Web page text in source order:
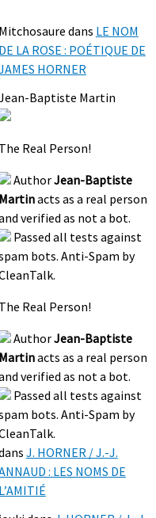
Mitchosaure dans LE NOM
DE LA ROSE : POÉTIQUE DE
HORNER
Baptiste Martin
The Real Person!
AuthorJean-Baptiste
Martinacts as a real person
verified as not a bot.
Passed all tests against
bots. Anti-Spam by
The Real Person!
AuthorJean-Baptiste
Martinacts as a real person
verified as not a bot.
Passed all tests against
bots. Anti-Spam by
J. HORNER / J.-J.
: LES NOMS DE
L’AMITIÉ